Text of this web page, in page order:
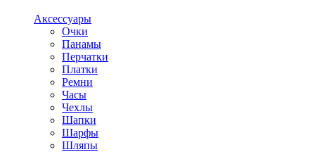
Аксессуары
Очки
Панамы
Перчатки
Платки
Ремни
Часы
Чехлы
Шапки
Шарфы
Шляпы